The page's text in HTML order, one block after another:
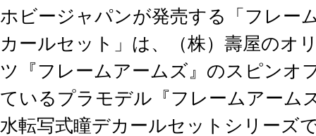
ホビージャパンが発売する「フレー
カールセット」は、（株）壽屋のオ
ツ『フレームアームズ』のスピンオ
ているプラモデル『フレームアーム
水転写式瞳デカールセットシリーズ